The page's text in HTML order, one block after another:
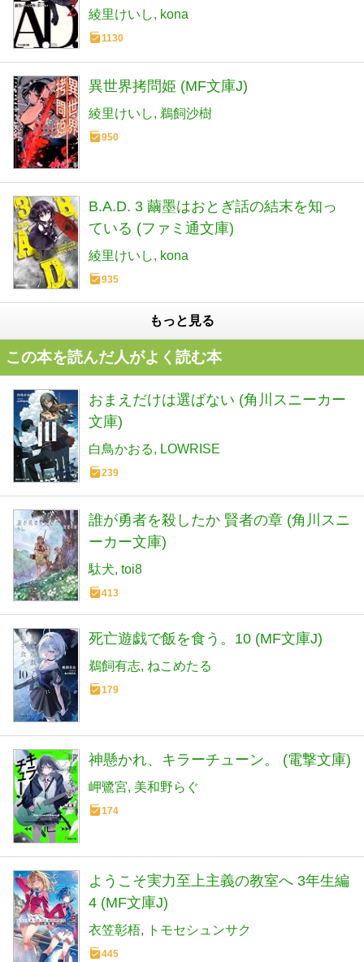
2)
綾里けいし kona
1130
異世界拷問姫 (MF文庫J)
綾里けいし 鵜飼沙樹
950
B.A.D. 3 繭墨はおとぎ話の結末を知っ
ている (ファミ通文庫)
綾里けいし kona
935
もっと見る
この本を読んだ人がよく読む本
おまえだけは選ばない (角川スニーカー
文庫)
白鳥かおる LOWRISE
239
誰が勇者を殺したか 賢者の章 (角川スニ
ーカー文庫)
駄犬 toi8
413
死亡遊戯で飯を食う。10 (MF文庫J)
鵜飼有志 ねこめたる
179
神懸かれ、キラーチューン。 (電撃文庫)
岬鷺宮 美和野らぐ
174
ようこそ実力至上主義の教室へ 3年生編
4 (MF文庫J)
衣笠彰梧 トモセシュンサク
445